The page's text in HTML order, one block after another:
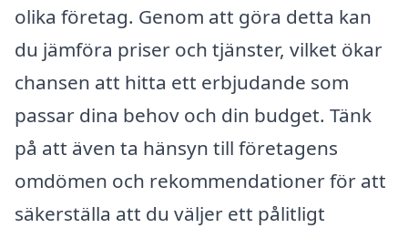
olika företag. Genom att göra detta kan
du jämföra priser och tjänster, vilket ökar
chansen att hitta ett erbjudande som
passar dina behov och din budget. Tänk
på att även ta hänsyn till företagens
omdömen och rekommendationer för att
säkerställa att du väljer ett pålitligt